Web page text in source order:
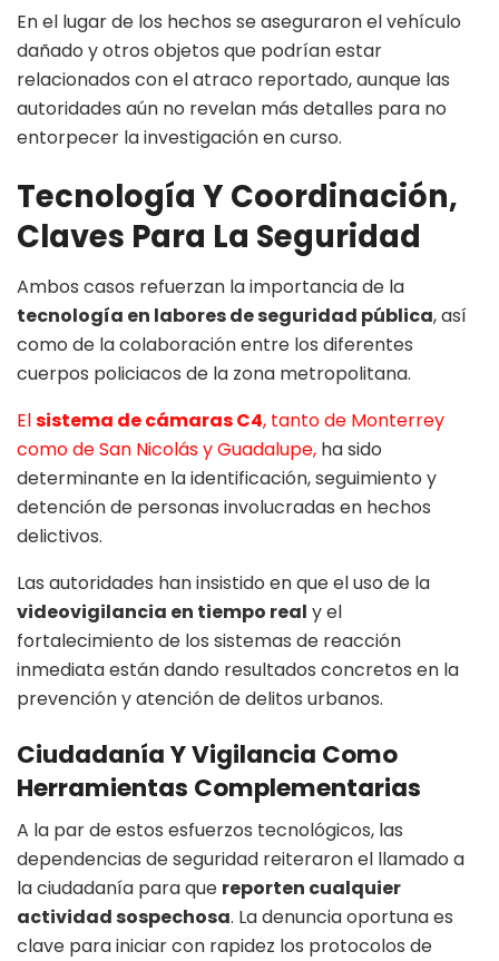
En el lugar de los hechos se aseguraron el vehículo
dañado y otros objetos que podrían estar
relacionados con el atraco reportado, aunque las
autoridades aún no revelan más detalles para no
entorpecer la investigación en curso.
Tecnología Y Coordinación,
Claves Para La Seguridad
Ambos casos refuerzan la importancia de la
tecnología en labores de seguridad pública, así
como de la colaboración entre los diferentes
cuerpos policiacos de la zona metropolitana.
Elsistema de cámaras C4, tanto de Monterrey
como de San Nicolás y Guadalupe, ha sido
determinante en la identificación, seguimiento y
detención de personas involucradas en hechos
delictivos.
Las autoridades han insistido en que el uso de la
videovigilancia en tiempo real y el
fortalecimiento de los sistemas de reacción
inmediata están dando resultados concretos en la
prevención y atención de delitos urbanos.
Ciudadanía Y Vigilancia Como
Herramientas Complementarias
A la par de estos esfuerzos tecnológicos, las
dependencias de seguridad reiteraron el llamado a
la ciudadanía para que reporten cualquier
actividad sospechosa. La denuncia oportuna es
clave para iniciar con rapidez los protocolos de